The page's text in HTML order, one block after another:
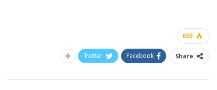
650
Share
Facebook
Twitter